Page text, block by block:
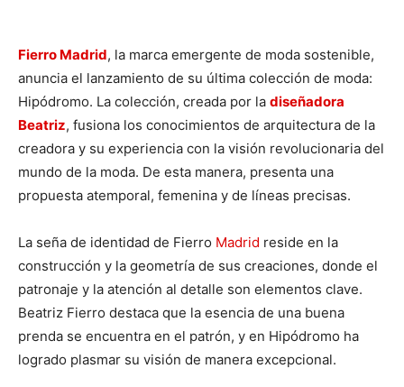
Fierro Madrid, la marca emergente de moda sostenible,
anuncia el lanzamiento de su última colección de moda:
Hipódromo. La colección, creada por la diseñadora
Beatriz, fusiona los conocimientos de arquitectura de la
creadora y su experiencia con la visión revolucionaria del
mundo de la moda. De esta manera, presenta una
propuesta atemporal, femenina y de líneas precisas.
La seña de identidad de Fierro Madrid reside en la
construcción y la geometría de sus creaciones, donde el
patronaje y la atención al detalle son elementos clave.
Beatriz Fierro destaca que la esencia de una buena
prenda se encuentra en el patrón, y en Hipódromo ha
logrado plasmar su visión de manera excepcional.